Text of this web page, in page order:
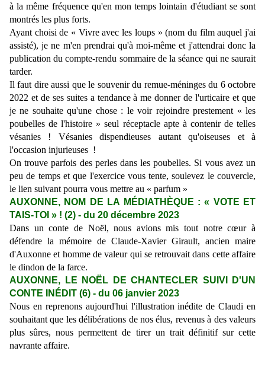
à la même fréquence qu'en mon temps lointain d'étudiant se sont
montrés les plus forts.
Ayant choisi de « Vivre avec les loups » (nom du film auquel j'ai
assisté), je ne m'en prendrai qu'à moi-même et j'attendrai donc la
publication du compte-rendu sommaire de la séance qui ne saurait
tarder.
Il faut dire aussi que le souvenir du remue-méninges du 6 octobre
2022 et de ses suites a tendance à me donner de l'urticaire et que
je ne souhaite qu'une chose : le voir rejoindre prestement « les
poubelles de l'histoire » seul réceptacle apte à contenir de telles
vésanies ! Vésanies dispendieuses autant qu'oiseuses et à
l'occasion injurieuses !
On trouve parfois des perles dans les poubelles. Si vous avez un
peu de temps et que l'exercice vous tente, soulevez le couvercle,
le lien suivant pourra vous mettre au « parfum »
AUXONNE, NOM DE LA MÉDIATHÈQUE : « VOTE ET
TAIS-TOI » ! (2) - du 20 décembre 2023
Dans un conte de Noël, nous avions mis tout notre cœur à
défendre la mémoire de Claude-Xavier Girault, ancien maire
d'Auxonne et homme de valeur qui se retrouvait dans cette affaire
le dindon de la farce.
AUXONNE, LE NOËL DE CHANTECLER SUIVI D'UN
CONTE INÉDIT (6) - du 06 janvier 2023
Nous en reprenons aujourd'hui l'illustration inédite de Claudi en
souhaitant que les délibérations de nos élus, revenus à des valeurs
plus sûres, nous permettent de tirer un trait définitif sur cette
navrante affaire.